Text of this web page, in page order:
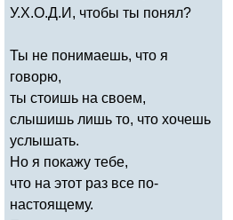
У.Х.О.Д.И, чтобы ты понял?
Ты не понимаешь, что я
говорю,
ты стоишь на своем,
слышишь лишь то, что хочешь
услышать.
Но я покажу тебе,
что на этот раз все по-
настоящему.